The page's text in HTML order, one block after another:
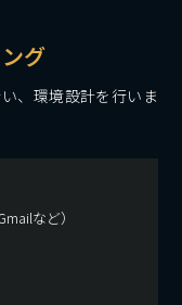
グ
、環境設計を行いま
など）